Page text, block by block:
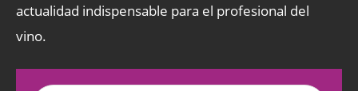
actualidad indispensable para el profesional del
vino.